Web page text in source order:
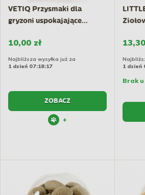
VETIQ Przysmaki dla
gryzoni uspokajające...
10,00 zł
Najbliższa wysyłka już za
1 dzień 07:18:17
ZOBACZ
+
1 dzień
Brak